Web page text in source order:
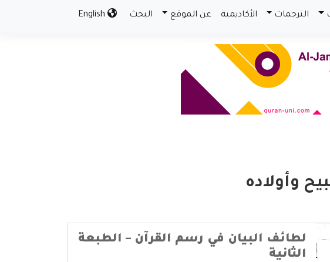
الترجمات الأكاديمية عن الموقع البحث
وأولاده
لطائف البيان في رسم القرآن – الطبعة
الثانية